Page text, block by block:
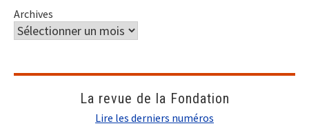
Archives
La revue de la Fondation
Lire les derniers numéros